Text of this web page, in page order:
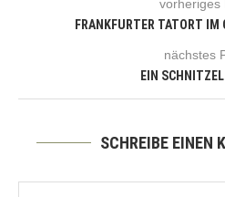
vorheriges
FRANKFURTER TATORT IM
nächstes
EIN
SCHREIBE EINEN